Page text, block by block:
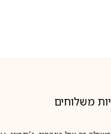
משלוחים